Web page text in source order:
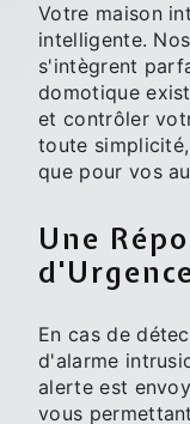
Votre maison
intelligente.
s'intègrent
domotique
et contrôler
toute
que pour vos
Une
En cas de
d'alarme
alerte est
vous